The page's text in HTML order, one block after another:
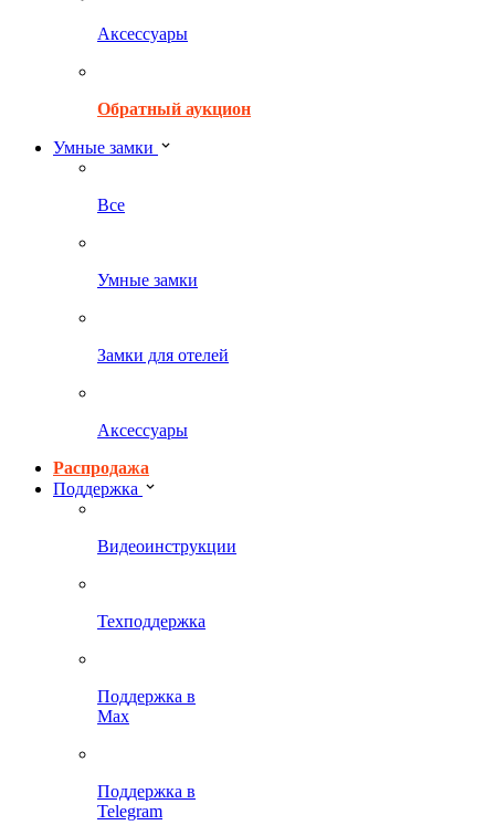
Аксессуары
Обратный аукцион
Умные замки
Все
Умные замки
Замки для отелей
Аксессуары
Распродажа
Поддержка
Видеоинструкции
Техподдержка
Поддержка в
Max
Поддержка в
Telegram